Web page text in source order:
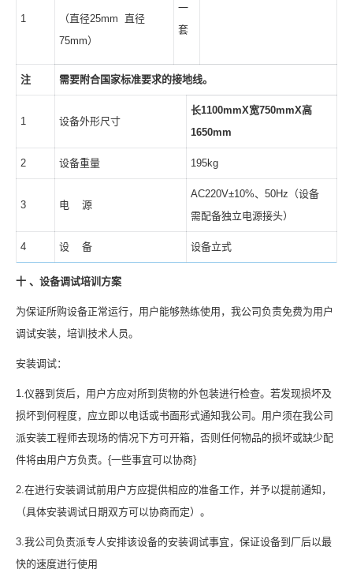
1
（直径25mm 直径
75mm）
一
套
注 需要附合国家标准要求的接地线。
1 设备外形尺寸
长1100mmX宽750mmX高
1650mm
2 设备重量 195kg
3 电 源
AC220V±10%、50Hz（设备
需配备独立电源接头）
4 设 备 设备立式
十 、设备调试培训方案
为保证所购设备正常运行，用户能够熟练使用，我公司负责免费为用户
调试安装，培训技术人员。
安装调试：
1.仪器到货后，用户方应对所到货物的外包装进行检查。若发现损坏及
损坏到何程度，应立即以电话或书面形式通知我公司。用户须在我公司
派安装工程师去现场的情况下方可开箱，否则任何物品的损坏或缺少配
件将由用户方负责。{一些事宜可以协商}
2.在进行安装调试前用户方应提供相应的准备工作，并予以提前通知，
（具体安装调试日期双方可以协商而定）。
3.我公司负责派专人安排该设备的安装调试事宜，保证设备到厂后以最
快的速度进行使用